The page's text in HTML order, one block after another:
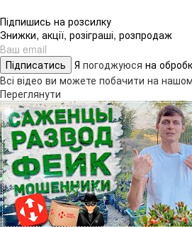
Підпишись на розсилку
Знижки, акції, розіграші, розпродаж
Підписатись Я погоджуюся на
Всі відео ви можете побачити на
Переглянути